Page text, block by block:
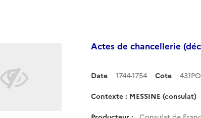
Actes de chancellerie
Date 1744-1754 Cote
Contexte : MESSINE (consulat)